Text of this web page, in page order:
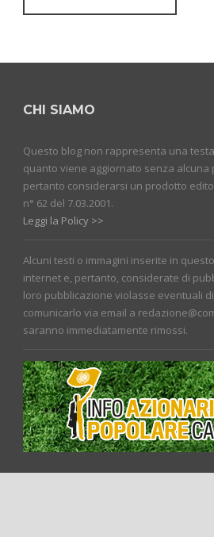
CHI SIAMO
Questo blog non rappresenta una
quanto viene aggiornato senza alcuna
pertanto considerarsi un prodotto
n° 62 del 7.03.2001.
Leggi la Policy >>
Alcuni testi o immagini inserite in
internet e, pertanto, considerate di
loro pubblicazione violasse eventuali
comunicarlo via email a
saranno immediatamente rimossi.